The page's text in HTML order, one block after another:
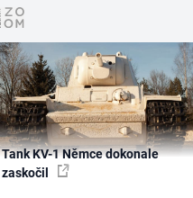
Tank KV-1 Němce dokonale
zaskočil